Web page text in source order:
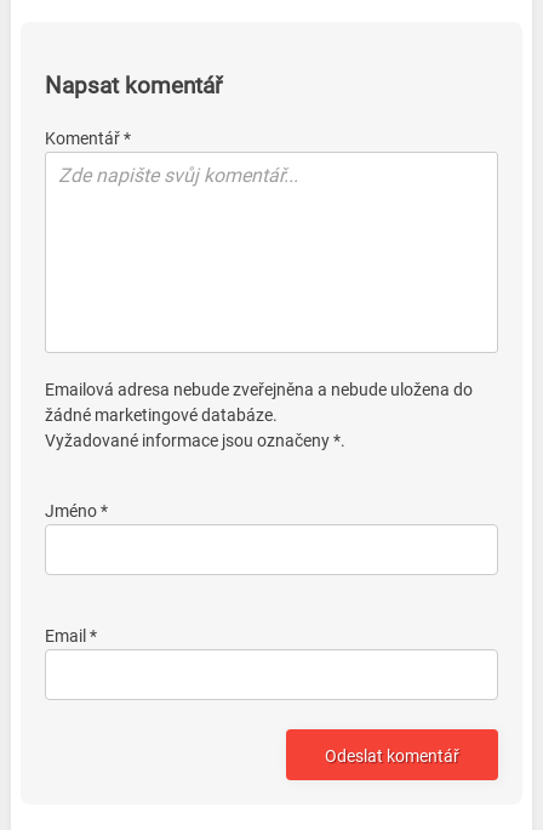
Napsat komentář
Komentář *
Emailová adresa nebude zveřejněna a nebude uložena do
žádné marketingové databáze.
Vyžadované informace jsou označeny *.
Jméno *
Email *